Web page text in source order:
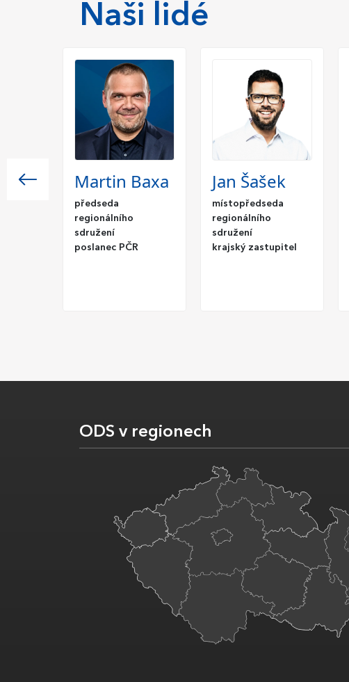
Naši lidé
Martin Baxa
předseda
regionálního
sdružení
poslanec PČR
Jan Šašek
místopředseda
regionálního
sdružení
krajský zastupitel
ODS v regionech